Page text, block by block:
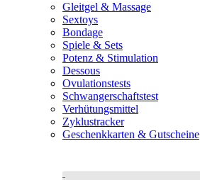
Gleitgel & Massage
Sextoys
Bondage
Spiele & Sets
Potenz & Stimulation
Dessous
Ovulationstests
Schwangerschaftstest
Verhütungsmittel
Zyklustracker
Geschenkkarten & Gutscheine